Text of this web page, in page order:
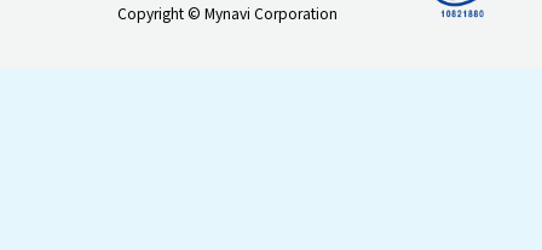
Copyright © Mynavi Corporation